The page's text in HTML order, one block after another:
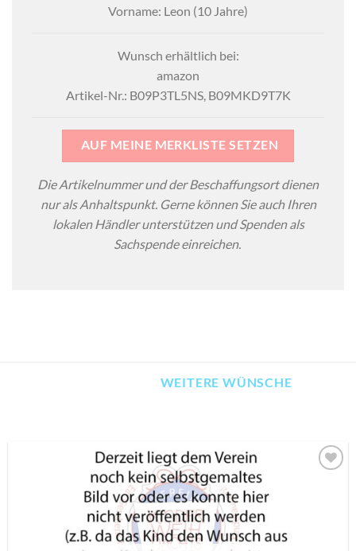
Vorname: Leon (10 Jahre)
Wunsch erhältlich bei:
amazon
Artikel-Nr.: B09P3TL5NS, B09MKD9T7K
AUF MEINE MERKLISTE SETZEN
Die Artikelnummer und der Beschaffungsort dienen
nur als Anhaltspunkt. Gerne können Sie auch Ihren
lokalen Händler unterstützen und Spenden als
Sachspende einreichen.
WEITERE WÜNSCHE